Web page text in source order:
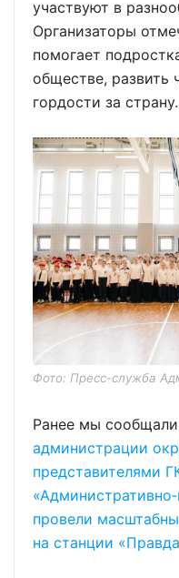
участвуют в
Организаторы
помогает
обществе, развить
гордости за страну.
Фото: Пресс-служба
Ранее мы
администрации
представителями
провели
на станции